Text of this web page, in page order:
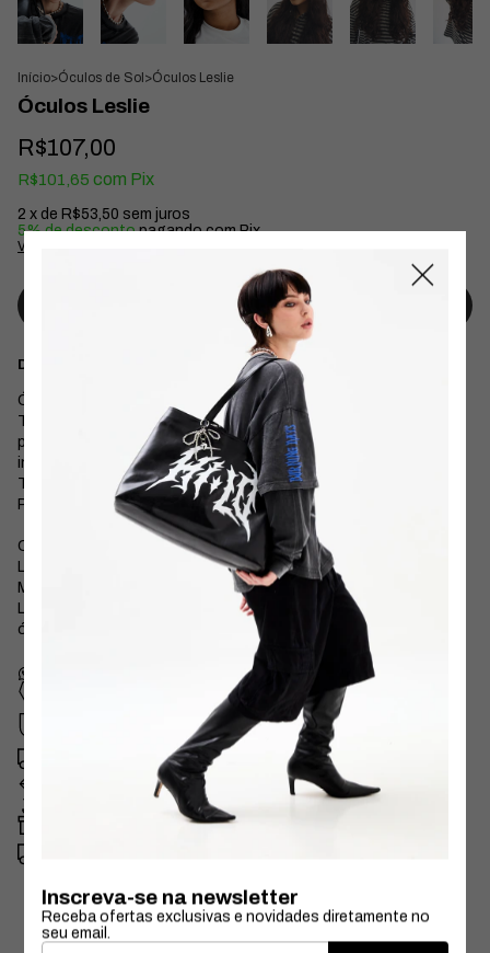
Início>Óculos de Sol >Óculos Leslie
Óculos Leslie
R$107,00
R$101,65 com Pix
2 x de R$53,50 sem juros
5% de descontopagando com Pix
Ver mais detalhes
Descrição
Óculos com armação bem na estética office siren.
Tem armação retangular, lente transparente furta cor com
proteção UV400. Acompanha case exclusiva HI-LO, forrada
intenamente e também acompanha flanela de limpeza.
Tem gravação de logo HI-LO na lente e nas hastes.
Pra combinar com todos os seus looks!
Cor da armação: preto.
Lentes: transparente com leve furta cor.
Medidas:
Lente: 5 cm de largura e 2,5 altura.
óculos inteiro: 14 cm de largura e 3 cm de altura.
Frete Expresso SP
Entrega no mesmo dia
Trocas ou devoluções
Facilitadas no e-mailfale@shophilo.com.br
Inscreva-se na newsletter
Receba ofertas exclusivas e novidades diretamente no
seu email.